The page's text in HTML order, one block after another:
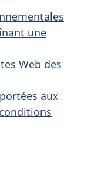
une
Web des
aux